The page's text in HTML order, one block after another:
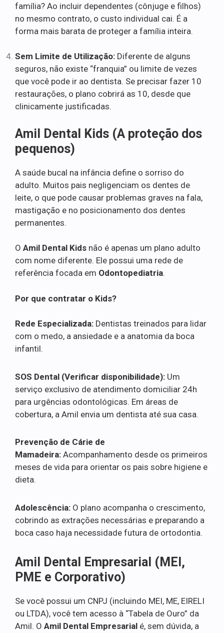
família? Ao incluir dependentes (cônjuge e filhos)
no mesmo contrato, o custo individual cai. É a
forma mais barata de proteger a família inteira.
Sem Limite de Utilização: Diferente de alguns
seguros, não existe “franquia” ou limite de vezes
que você pode ir ao dentista. Se precisar fazer 10
restaurações, o plano cobrirá as 10, desde que
clinicamente justificadas.
Amil Dental Kids (A proteção dos
pequenos)
A saúde bucal na infância define o sorriso do
adulto. Muitos pais negligenciam os dentes de
leite, o que pode causar problemas graves na fala,
mastigação e no posicionamento dos dentes
permanentes.
O Amil Dental Kids não é apenas um plano adulto
com nome diferente. Ele possui uma rede de
referência focada em Odontopediatria.
Por que contratar o Kids?
Rede Especializada: Dentistas treinados para lidar
com o medo, a ansiedade e a anatomia da boca
infantil.
SOS Dental (Verificar disponibilidade): Um
serviço exclusivo de atendimento domiciliar 24h
para urgências odontológicas. Em áreas de
cobertura, a Amil envia um dentista até sua casa.
Prevenção de Cárie de
Mamadeira: Acompanhamento desde os primeiros
meses de vida para orientar os pais sobre higiene e
dieta.
Adolescência: O plano acompanha o crescimento,
cobrindo as extrações necessárias e preparando a
boca caso haja necessidade futura de ortodontia.
Amil Dental Empresarial (MEI,
PME e Corporativo)
Se você possui um CNPJ (incluindo MEI, ME, EIRELI
ou LTDA), você tem acesso à “Tabela de Ouro” da
Amil. O Amil Dental Empresarial é, sem dúvida, a